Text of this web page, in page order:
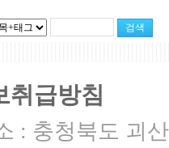
취급방침
: 충청북도 괴